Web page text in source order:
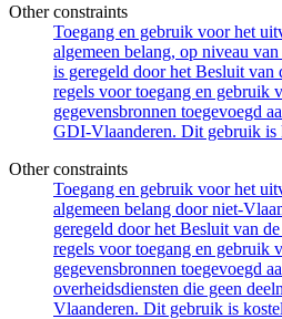
Other constraints
Toegang en gebruik voor het
algemeen belang, op niveau
is geregeld door het Besluit van
regels voor toegang en gebruik
gegevensbronnen toegevoegd
GDI-Vlaanderen. Dit gebruik is
Other constraints
Toegang en gebruik voor het
algemeen belang door niet-
geregeld door het Besluit van
regels voor toegang en gebruik
gegevensbronnen toegevoegd
overheidsdiensten die geen
Vlaanderen. Dit gebruik is